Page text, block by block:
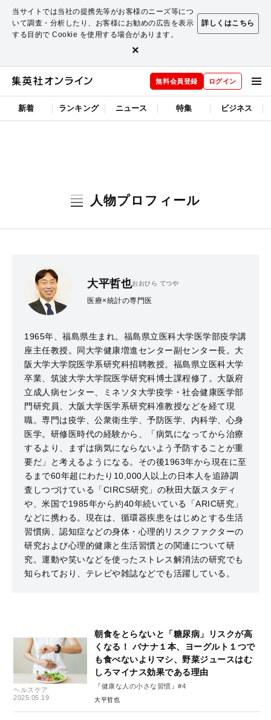
当サイトでは当社の提携先等がお客様のニーズ等につ
いて調査・分析したり、お客様にお勧めの広告を表示
する目的で Cookie を使用する場合があります。
詳しくはこちら
×
無料会員登録 ログイン
新着 ランキング ニュース 特集 ビジネス
人物プロフィール
大平哲也おおひら てつや
医療×統計の専門医
1965年、福島県生まれ。福島県立医科大学医学部疫学講
座主任教授。同大学健康増進センター副センター長。大
阪大学大学院医学系研究科招聘教授。福島県立医科大学
卒業、筑波大学大学院医学研究科博士課程修了。大阪府
立成人病センター、ミネソタ大学疫学・社会健康医学部
門研究員、大阪大学医学系研究科准教授などを経て現
職。専門は疫学、公衆衛生学、予防医学、内科学、心身
医学。研修医時代の経験から、「病気になってから治療
するより、まずは病気にならないよう予防することが重
要だ」と考えるようになる。その後1963年から現在に至
るまで60年超にわたり10,000人以上の日本人を追跡調
査しつづけている「CIRCS研究」の秋田大阪スタディ
や、米国で1985年から約40年続いている「ARIC研究」
などに携わる。現在は、循環器疾患をはじめとする生活
習慣病、認知症などの身体・心理的リスクファクターの
研究および心理的健康と生活習慣との関連について研
究。運動や笑いなどを使ったストレス解消法の研究でも
知られており、テレビや雑誌などでも活躍している。
ヘルスケア
2025.05.19
朝食をとらないと「糖尿病」リスクが高
くなる！ バナナ１本、ヨーグルト１つで
も食べないよりマシ、野菜ジュースはむ
しろマイナス効果である理由
『健康な人の小さな習慣』#4
大平哲也